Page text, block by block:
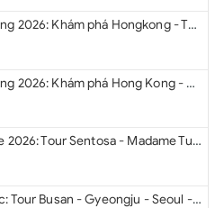
Du Lịch Hong Kong 2026: Khám phá Hongkong - Thâm Quyến - Quảng Châu từ Hà Nội
Du Lịch Hong Kong 2026: Khám phá Hong Kong - Dingding Tram - Shopping Tour từ Hà Nội
Du lịch Singapore 2026: Tour Sentosa - Madame Tussauds - Garden By The Bay - Jewel từ Hà Nội
Du lịch Hàn Quốc: Tour Busan - Gyeongju - Seoul - Đảo Nami - Tàu Điện Ven Biển Haeundae - Cầu Kính Oryukdo - Làng Văn Hóa Huinnyeoul từ Hà Nội 2026